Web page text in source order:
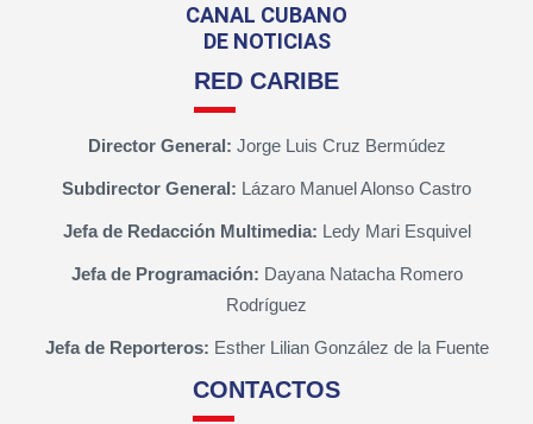
CANAL CUBANO
DE NOTICIAS
RED CARIBE
Director General: Jorge Luis Cruz Bermúdez
Subdirector General: Lázaro Manuel Alonso Castro
Jefa de Redacción Multimedia: Ledy Mari Esquivel
Jefa de Programación: Dayana Natacha Romero
Rodríguez
Jefa de Reporteros: Esther Lilian González de la Fuente
CONTACTOS